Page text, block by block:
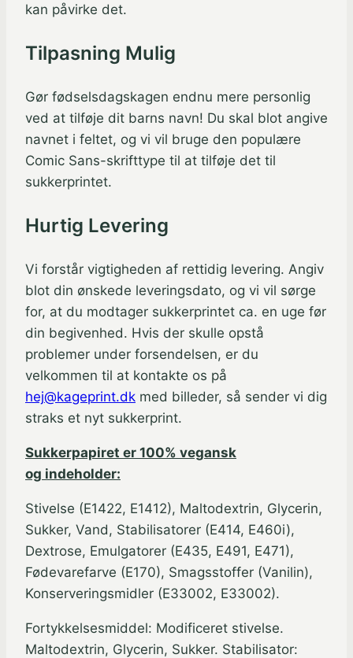
kan påvirke det.
Tilpasning Mulig
Gør fødselsdagskagen endnu mere personlig
ved at tilføje dit barns navn! Du skal blot angive
navnet i feltet, og vi vil bruge den populære
Comic Sans-skrifttype til at tilføje det til
sukkerprintet.
Hurtig Levering
Vi forstår vigtigheden af rettidig levering. Angiv
blot din ønskede leveringsdato, og vi vil sørge
for, at du modtager sukkerprintet ca. en uge før
din begivenhed. Hvis der skulle opstå
problemer under forsendelsen, er du
velkommen til at kontakte os på
hej@kageprint.dk med billeder, så sender vi dig
straks et nyt sukkerprint.
Sukkerpapiret er 100% vegansk
og indeholder:
Stivelse (E1422, E1412), Maltodextrin, Glycerin,
Sukker, Vand, Stabilisatorer (E414, E460i),
Dextrose, Emulgatorer (E435, E491, E471),
Fødevarefarve (E170), Smagsstoffer (Vanilin),
Konserveringsmidler (E33002, E33002).
Fortykkelsesmiddel: Modificeret stivelse.
Maltodextrin, Glycerin, Sukker. Stabilisator: